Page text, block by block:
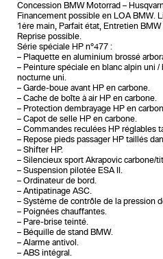
Concession BMW Motorrad –
Financement possible en LOA BMW.
1ère main, Parfait état, Entretien
Reprise possible.
Série spéciale HP n°477 :
– Plaquette en aluminium brossé
– Peinture spéciale en blanc alpin uni
nocturne uni.
– Garde-boue avant HP en carbone.
– Cache de boîte à air HP en carbone.
– Protection dembrayage HP en
– Capot de selle HP en carbone.
– Commandes reculées HP réglables
– Repose pieds passager HP taillés
– Shifter HP.
– Silencieux sport Akrapovic carbone/
– Suspension pilotée ESA II.
– Ordinateur de bord.
– Antipatinage ASC.
– Système de contrôle de la pression
– Poignées chauffantes.
– Pare-brise teinté.
– Béquille de stand BMW.
– Alarme antivol.
– ABS intégral.